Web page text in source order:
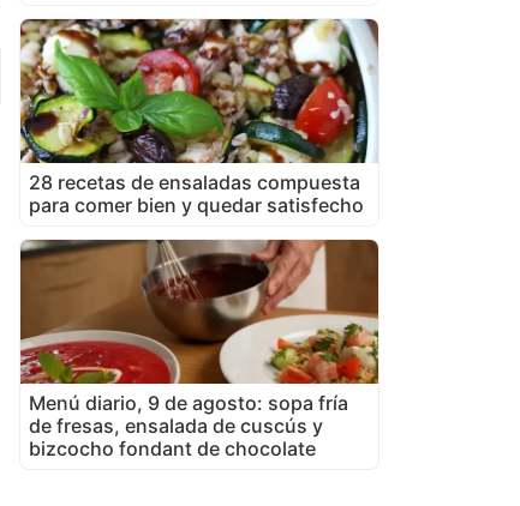
28 recetas de ensaladas compuesta
para comer bien y quedar satisfecho
Menú diario, 9 de agosto: sopa fría
de fresas, ensalada de cuscús y
bizcocho fondant de chocolate